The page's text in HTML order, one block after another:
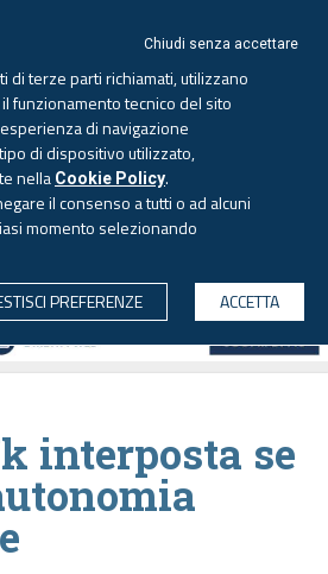
9 agosto 2026
interposta se
Chiudi senza accettare
di terze parti richiamati, utilizzano
funzionamento tecnico del sito
di navigazione
di dispositivo utilizzato,
nella Cookie Policy.
il consenso a tutti o ad alcuni
momento selezionando
PREFERENZE
ACCETTA